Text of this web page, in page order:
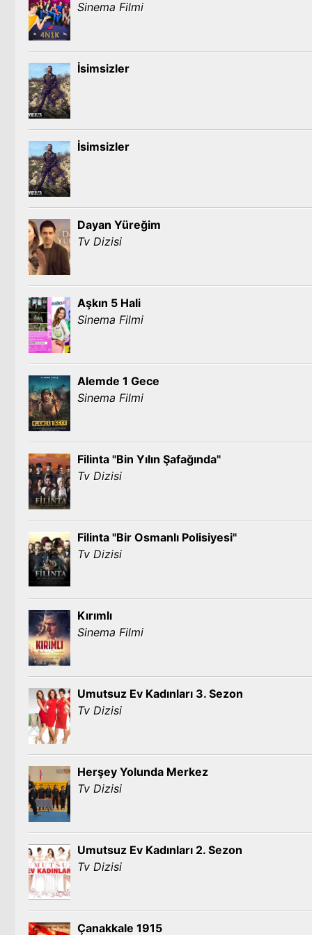
Sinema Filmi
İsimsizler
İsimsizler
Dayan Yüreğim
Tv Dizisi
Aşkın 5 Hali
Sinema Filmi
Alemde 1 Gece
Sinema Filmi
Filinta "Bin Yılın Şafağında"
Tv Dizisi
Filinta "Bir Osmanlı Polisiyesi"
Tv Dizisi
Kırımlı
Sinema Filmi
Umutsuz Ev Kadınları 3. Sezon
Tv Dizisi
Herşey Yolunda Merkez
Tv Dizisi
Umutsuz Ev Kadınları 2. Sezon
Tv Dizisi
Çanakkale 1915